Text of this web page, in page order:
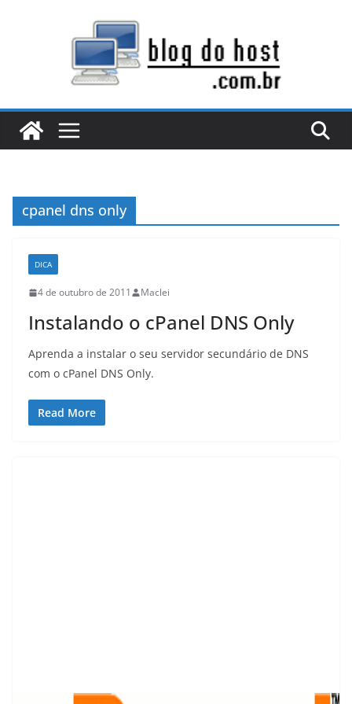
cpanel dns only
DICA
4 de outubro de 2011 Maclei
Instalando o cPanel DNS Only
Aprenda a instalar o seu servidor secundário de DNS
com o cPanel DNS Only.
Read More